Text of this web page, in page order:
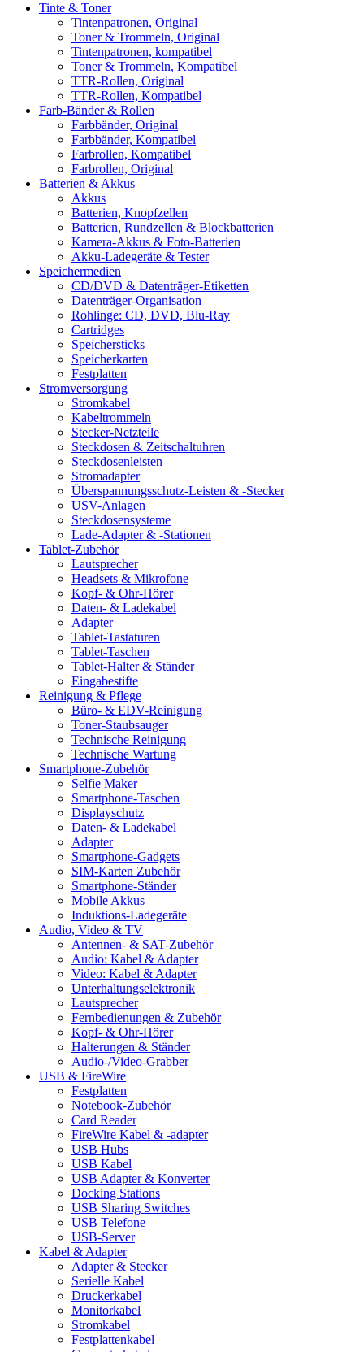
Tinte & Toner
Tintenpatronen, Original
Toner & Trommeln, Original
Tintenpatronen, kompatibel
Toner & Trommeln, Kompatibel
TTR-Rollen, Original
TTR-Rollen, Kompatibel
Farb-Bänder & Rollen
Farbbänder, Original
Farbbänder, Kompatibel
Farbrollen, Kompatibel
Farbrollen, Original
Batterien & Akkus
Akkus
Batterien, Knopfzellen
Batterien, Rundzellen & Blockbatterien
Kamera-Akkus & Foto-Batterien
Akku-Ladegeräte & Tester
Speichermedien
CD/DVD & Datenträger-Etiketten
Datenträger-Organisation
Rohlinge: CD, DVD, Blu-Ray
Cartridges
Speichersticks
Speicherkarten
Festplatten
Stromversorgung
Stromkabel
Kabeltrommeln
Stecker-Netzteile
Steckdosen & Zeitschaltuhren
Steckdosenleisten
Stromadapter
Überspannungsschutz-Leisten & -Stecker
USV-Anlagen
Steckdosensysteme
Lade-Adapter & -Stationen
Tablet-Zubehör
Lautsprecher
Headsets & Mikrofone
Kopf- & Ohr-Hörer
Daten- & Ladekabel
Adapter
Tablet-Tastaturen
Tablet-Taschen
Tablet-Halter & Ständer
Eingabestifte
Reinigung & Pflege
Büro- & EDV-Reinigung
Toner-Staubsauger
Technische Reinigung
Technische Wartung
Smartphone-Zubehör
Selfie Maker
Smartphone-Taschen
Displayschutz
Daten- & Ladekabel
Adapter
Smartphone-Gadgets
SIM-Karten Zubehör
Smartphone-Ständer
Mobile Akkus
Induktions-Ladegeräte
Audio, Video & TV
Antennen- & SAT-Zubehör
Audio: Kabel & Adapter
Video: Kabel & Adapter
Unterhaltungselektronik
Lautsprecher
Fernbedienungen & Zubehör
Kopf- & Ohr-Hörer
Halterungen & Ständer
Audio-/Video-Grabber
USB & FireWire
Festplatten
Notebook-Zubehör
Card Reader
FireWire Kabel & -adapter
USB Hubs
USB Kabel
USB Adapter & Konverter
Docking Stations
USB Sharing Switches
USB Telefone
USB-Server
Kabel & Adapter
Adapter & Stecker
Serielle Kabel
Druckerkabel
Monitorkabel
Stromkabel
Festplattenkabel